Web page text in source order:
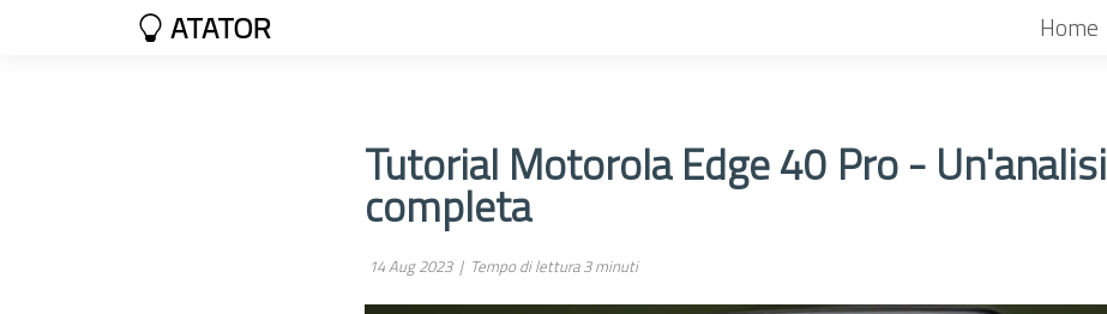
ATATOR Home
Tutorial Motorola Edge 40 Pro - Un'analisi
completa
14 Aug 2023 | Tempo di lettura 3 minuti